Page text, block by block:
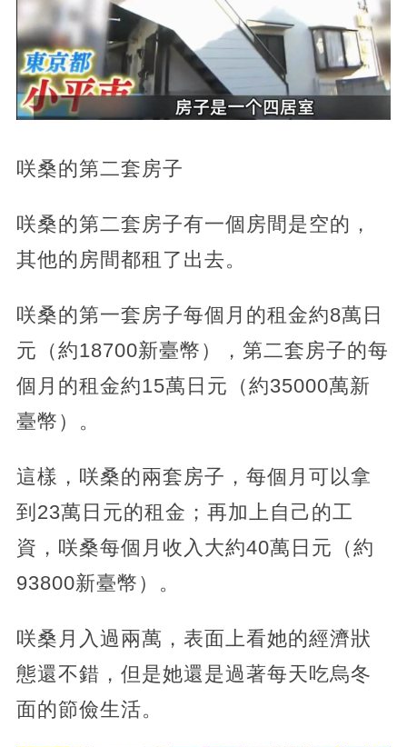
咲桑的第二套房子
咲桑的第二套房子有一個房間是空的，
其他的房間都租了出去。
咲桑的第一套房子每個月的租金約8萬日
元（約18700新臺幣），第二套房子的每
個月的租金約15萬日元（約35000萬新
臺幣）。
這樣，咲桑的兩套房子，每個月可以拿
到23萬日元的租金；再加上自己的工
資，咲桑每個月收入大約40萬日元（約
93800新臺幣）。
咲桑月入過兩萬，表面上看她的經濟狀
態還不錯，但是她還是過著每天吃烏冬
面的節儉生活。